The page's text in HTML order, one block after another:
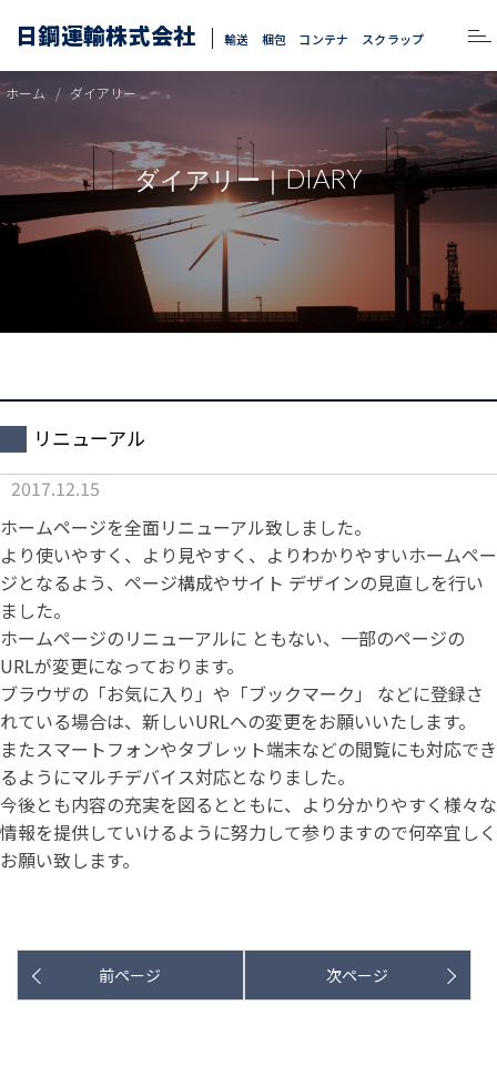
日鋼運輸株式会社 輸送 梱包 コンテナ スクラップ
ホーム ダイアリー
ダイアリー｜DIARY
リニューアル
2017.12.15
ホームページを全面リニューアル致しました。
より使いやすく、より見やすく、よりわかりやすいホームペー
ジとなるよう、ページ構成やサイト デザインの見直しを行い
ました。
ホームページのリニューアルに ともない、一部のページの
URLが変更になっております。
ブラウザの「お気に入り」や「ブックマーク」 などに登録さ
れている場合は、新しいURLへの変更をお願いいたします。
またスマートフォンやタブレット端末などの閲覧にも対応でき
るようにマルチデバイス対応となりました。
今後とも内容の充実を図るとともに、より分かりやすく様々な
情報を提供していけるように努力して参りますので何卒宜しく
お願い致します。
前ページ 次ページ